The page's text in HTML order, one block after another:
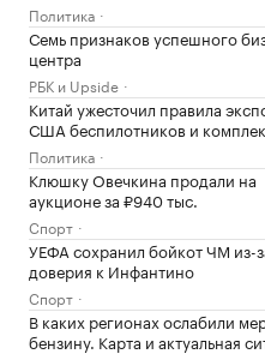
Политика
Семь признаков успешного
центра
РБК и Upside
Китай ужесточил правила
США беспилотников и
Политика
Клюшку Овечкина продали на
аукционе за ₽940 тыс.
Спорт
УЕФА сохранил бойкот ЧМ из-
доверия к Инфантино
Спорт
В каких регионах ослабили
бензину. Карта и актуальная